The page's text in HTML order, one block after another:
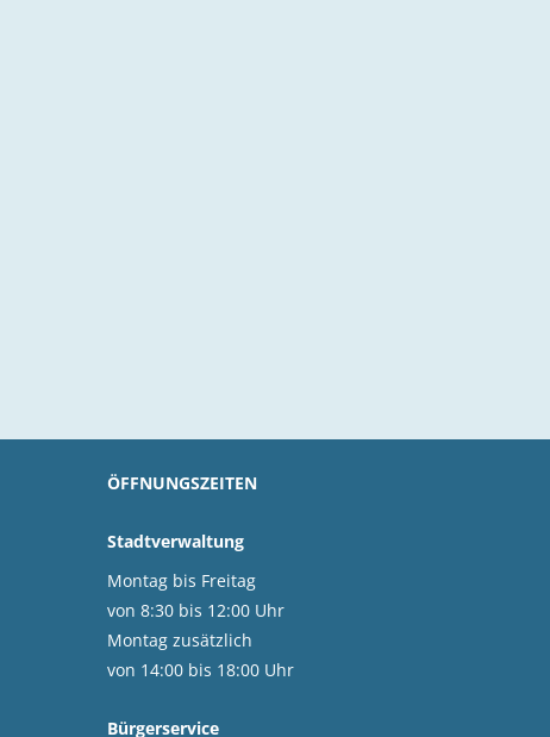
ÖFFNUNGSZEITEN
Stadtverwaltung
Montag bis Freitag
von 8:30 bis 12:00 Uhr
Montag zusätzlich
von 14:00 bis 18:00 Uhr
Bürgerservice